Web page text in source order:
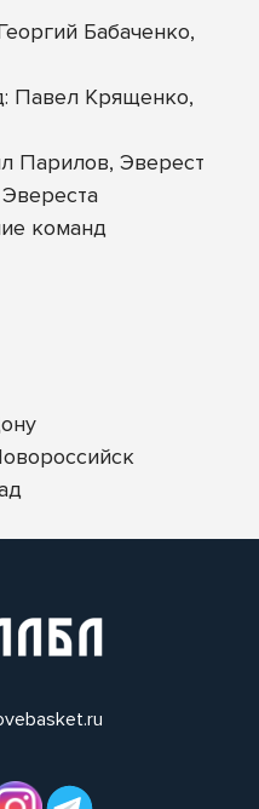
Бабаченко,
Павел Крященко,
Парилов, Эверест
команд